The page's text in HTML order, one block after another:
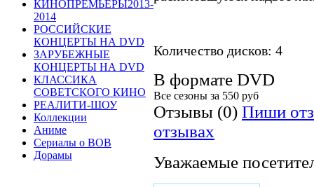
КИНОПРЕМЬЕРЫ2013-
2014
РОССИЙСКИЕ
КОНЦЕРТЫ НА DVD
ЗАРУБЕЖНЫЕ
КОНЦЕРТЫ НА DVD
КЛАССИКА
СОВЕТСКОГО КИНО
РЕАЛИТИ-ШОУ
Коллекции
Аниме
Сериалы о ВОВ
Дорамы
Количество дисков: 4
В формате DVD
Все сезоны за 550 руб
Отзывы (0) Пиши
отзывах
Уважаемые